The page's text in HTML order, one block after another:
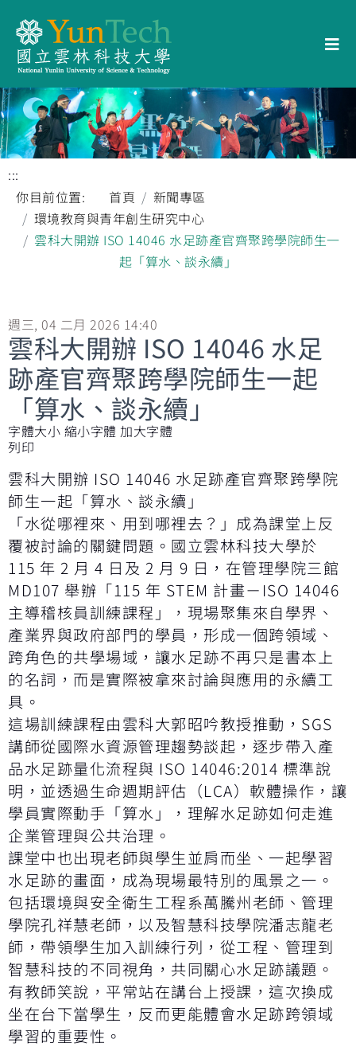
:::
你目前位置:
首頁
新聞專區
環境教育與青年創生研究中心
雲科大開辦 ISO 14046 水足跡產官齊聚跨學院師生一
起「算水、談永續」
週三, 04 二月 2026 14:40
雲科大開辦 ISO 14046 水足
跡產官齊聚跨學院師生一起
「算水、談永續」
字體大小 縮小字體 加大字體
列印
雲科大開辦 ISO 14046 水足跡產官齊聚跨學院
師生一起「算水、談永續」
「水從哪裡來、用到哪裡去？」成為課堂上反
覆被討論的關鍵問題。國立雲林科技大學於
115 年 2 月 4 日及 2 月 9 日，在管理學院三館
MD107 舉辦「115 年 STEM 計畫－ISO 14046
主導稽核員訓練課程」，現場聚集來自學界、
產業界與政府部門的學員，形成一個跨領域、
跨角色的共學場域，讓水足跡不再只是書本上
的名詞，而是實際被拿來討論與應用的永續工
具。
這場訓練課程由雲科大郭昭吟教授推動，SGS
講師從國際水資源管理趨勢談起，逐步帶入產
品水足跡量化流程與 ISO 14046:2014 標準說
明，並透過生命週期評估（LCA）軟體操作，讓
學員實際動手「算水」，理解水足跡如何走進
企業管理與公共治理。
課堂中也出現老師與學生並肩而坐、一起學習
水足跡的畫面，成為現場最特別的風景之一。
包括環境與安全衛生工程系萬騰州老師、管理
學院孔祥慧老師，以及智慧科技學院潘志龍老
師，帶領學生加入訓練行列，從工程、管理到
智慧科技的不同視角，共同關心水足跡議題。
有教師笑說，平常站在講台上授課，這次換成
坐在台下當學生，反而更能體會水足跡跨領域
學習的重要性。